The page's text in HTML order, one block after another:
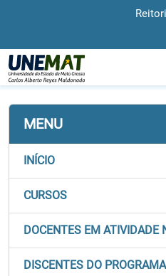
Página Inicial
MENU
INÍCIO
CURSOS
DOCENTES EM ATIVIDADE
DISCENTES DO PROGRAMA